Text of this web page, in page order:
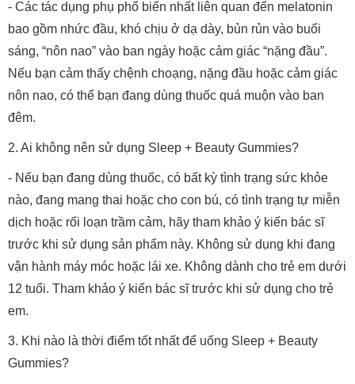
- Các tác dụng phụ phổ biến nhất liên quan đến melatonin
bao gồm nhức đầu, khó chịu ở dạ dày, bủn rủn vào buổi
sáng, “nôn nao” vào ban ngày hoặc cảm giác “nặng đầu”.
Nếu bạn cảm thấy chệnh choạng, nặng đầu hoặc cảm giác
nôn nao, có thể bạn đang dùng thuốc quá muộn vào ban
đêm.
2. Ai không nên sử dụng Sleep + Beauty Gummies?
- Nếu bạn đang dùng thuốc, có bất kỳ tình trạng sức khỏe
nào, đang mang thai hoặc cho con bú, có tình trạng tự miễn
dịch hoặc rối loạn trầm cảm, hãy tham khảo ý kiến bác sĩ
trước khi sử dụng sản phẩm này. Không sử dụng khi đang
vận hành máy móc hoặc lái xe. Không dành cho trẻ em dưới
12 tuổi. Tham khảo ý kiến bác sĩ trước khi sử dụng cho trẻ
em.
3. Khi nào là thời điểm tốt nhất để uống Sleep + Beauty
Gummies?